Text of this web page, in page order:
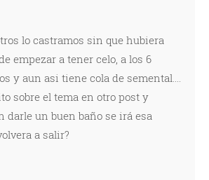
lo castramos sin que hubiera
empezar a tener celo, a los 6
y aun asi tiene cola de semental....
sobre el tema en otro post y
darle un buen baño se irá esa
a salir?